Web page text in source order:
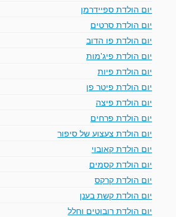
יום הולדת ספיידרמן
יום הולדת סרטים
יום הולדת פו הדוב
יום הולדת פיג'מות
יום הולדת פיות
יום הולדת פיטר פן
יום הולדת פיצה
יום הולדת פרחים
יום הולדת צעצוע של סיפור
יום הולדת קאובוי
יום הולדת קסמים
יום הולדת קרקס
יום הולדת קשת בענן
יום הולדת רובוטים וחלל